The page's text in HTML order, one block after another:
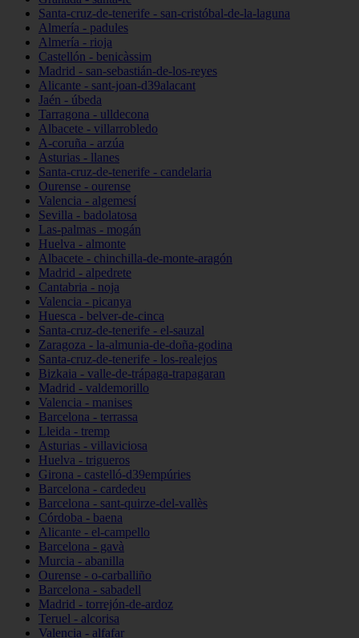
Santa-cruz-de-tenerife - san-cristóbal-de-la-laguna
Almería - padules
Almería - rioja
Castellón - benicàssim
Madrid - san-sebastián-de-los-reyes
Alicante - sant-joan-d39alacant
Jaén - úbeda
Tarragona - ulldecona
Albacete - villarrobledo
A-coruña - arzúa
Asturias - llanes
Santa-cruz-de-tenerife - candelaria
Ourense - ourense
Valencia - algemesí
Sevilla - badolatosa
Las-palmas - mogán
Huelva - almonte
Albacete - chinchilla-de-monte-aragón
Madrid - alpedrete
Cantabria - noja
Valencia - picanya
Huesca - belver-de-cinca
Santa-cruz-de-tenerife - el-sauzal
Zaragoza - la-almunia-de-doña-godina
Santa-cruz-de-tenerife - los-realejos
Bizkaia - valle-de-trápaga-trapagaran
Madrid - valdemorillo
Valencia - manises
Barcelona - terrassa
Lleida - tremp
Asturias - villaviciosa
Huelva - trigueros
Girona - castelló-d39empúries
Barcelona - cardedeu
Barcelona - sant-quirze-del-vallès
Córdoba - baena
Alicante - el-campello
Barcelona - gavà
Murcia - abanilla
Ourense - o-carballiño
Barcelona - sabadell
Madrid - torrejón-de-ardoz
Teruel - alcorisa
Valencia - alfafar